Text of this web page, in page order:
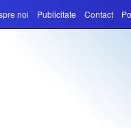
noi Publicitate Contact